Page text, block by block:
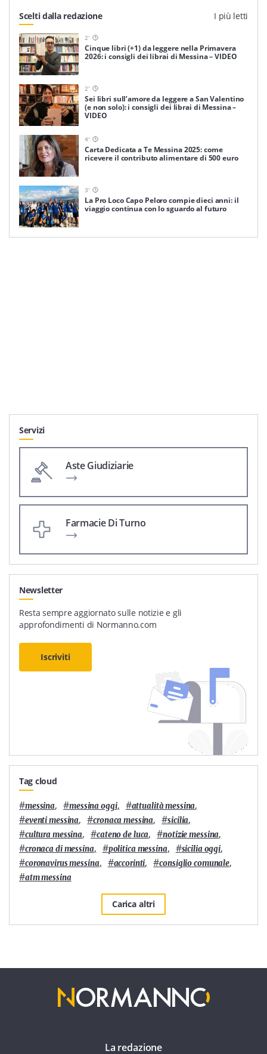
Scelti dalla redazione I più letti
2'
Cinque libri (+1) da leggere nella Primavera
2026: i consigli dei librai di Messina – VIDEO
2'
Sei libri sull’amore da leggere a San Valentino
(e non solo): i consigli dei librai di Messina –
VIDEO
4'
Carta Dedicata a Te Messina 2025: come
ricevere il contributo alimentare di 500 euro
3'
La Pro Loco Capo Peloro compie dieci anni: il
viaggio continua con lo sguardo al futuro
Servizi
Aste Giudiziarie
Farmacie Di Turno
Newsletter
Resta sempre aggiornato sulle notizie e gli
approfondimenti di Normanno.com
Iscriviti
Tag cloud
#messina, #messina oggi, #attualità messina,
#eventi messina, #cronaca messina, #sicilia,
#cultura messina, #cateno de luca, #notizie messina,
#cronaca di messina, #politica messina, #sicilia oggi,
#coronavirus messina, #accorinti, #consiglio comunale,
#atm messina
Carica altri
La redazione